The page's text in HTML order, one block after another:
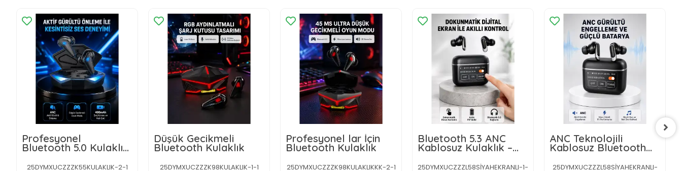
Profesyonel
Bluetooth 5.0 Kulaklık
3D Surround Ses
25DYMXUCZZZK55KULAKLIK-2-1
Düşük Gecikmeli
Bluetooth Kulaklık
25DYMXUCZZZK98KULAKLIK-1-1
Profesyonel lar İçin
Bluetooth Kulaklık
25DYMXUCZZZK98KULAKLIKKK-2-1
Bluetooth 5.3 ANC
Kablosuz Kulaklık –
Dijital Ekran ve Uzun
25DYMXUCZZZL58SİYAHEKRANLI-1-
ANC Teknolojili
Kablosuz Bluetooth
Dokunmatik, Dijital
25DYMXUCZZZL58SİYAHEKRANLI-